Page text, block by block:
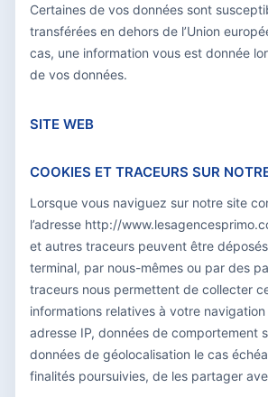
Certaines de vos données sont
transférées en dehors de l’Union
cas, une information vous est donnée
de vos données.
SITE WEB
COOKIES ET TRACEURS SUR
Lorsque vous naviguez sur notre site
l’adresse http://
et autres traceurs peuvent être
terminal, par nous-mêmes ou par des
traceurs nous permettent de collecter
informations relatives à votre
adresse IP, données de comportement
données de géolocalisation le cas
finalités poursuivies, de les partager